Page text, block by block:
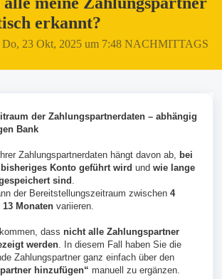
erkannt?
Do, 23 Okt, 2025 um 7:48 NACHMITTAGS
der Zahlungspartnerdaten – abhängig
Bank
Zahlungspartnerdaten hängt davon ab, bei
Konto geführt wird und wie lange
sind .
der Bereitstellungszeitraum zwischen 4
Monaten variieren.
dass nicht alle Zahlungspartner
werden. In diesem Fall haben Sie die
Zahlungspartner ganz einfach über den
hinzufügen“ manuell zu ergänzen.